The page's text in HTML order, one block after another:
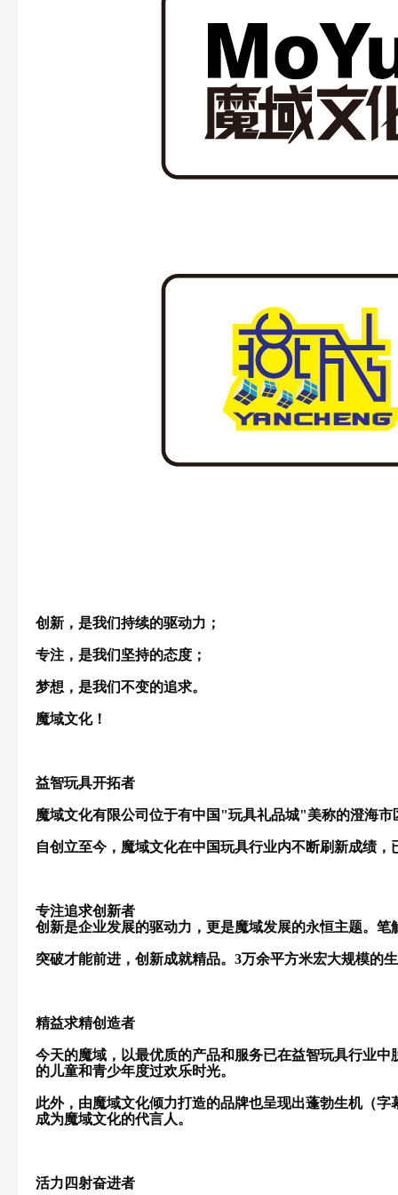
创新，是我们持续的驱动力；
专注，是我们坚持的态度；
梦想，是我们不变的追求。
魔域文化！
益智玩具开拓者
魔域文化有限公司位于有中国"玩具礼品城"美称的澄海
自创立至今，魔域文化在中国玩具行业内不断刷新成绩
专注追求创新者
创新是企业发展的驱动力，更是魔域发展的永恒主题。
突破才能前进，创新成就精品。3万余平方米宏大规模的
精益求精创造者
今天的魔域，以最优质的产品和服务已在益智玩具行业
的儿童和青少年度过欢乐时光。
此外，由魔域文化倾力打造的品牌也呈现出蓬勃生机（
成为魔域文化的代言人。
活力四射奋进者